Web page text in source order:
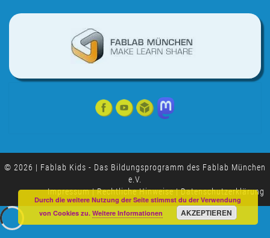
© 2026 | Fablab Kids - Das Bildungsprogramm des Fablab München
e.V.
Impressum|Rechtliche Hinweise|Datenschutzerklärung
Durch die weitere Nutzung der Seite stimmst du der Verwendung
von Cookies zu. Weitere Informationen AKZEPTIEREN